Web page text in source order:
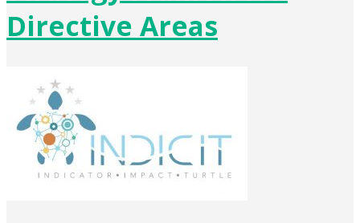
Directive Areas